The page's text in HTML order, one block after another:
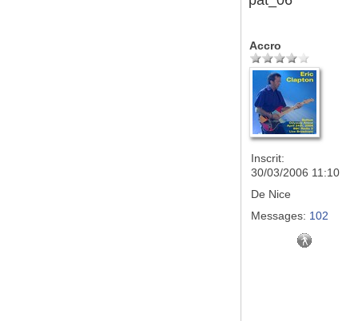
Accro
Inscrit:
30/03/2006 11:10
De Nice
Messages: 102